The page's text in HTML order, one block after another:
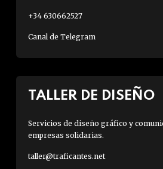
+34 630662527
Canal de Telegram
TALLER DE DISEÑO
Servicios de diseño gráfico y
empresas solidarias.
taller@traficantes.net